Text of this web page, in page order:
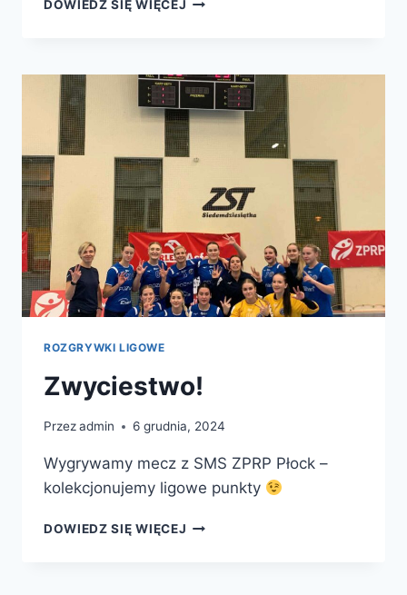
DOWIEDZ SIĘ WIĘCEJ
ROZGRYWKI LIGOWE
Zwyciestwo!
Przezadmin 6 grudnia, 2024
Wygrywamy mecz z SMS ZPRP Płock –
kolekcjonujemy ligowe punkty
DOWIEDZ SIĘ WIĘCEJ ZWYCIESTWO!